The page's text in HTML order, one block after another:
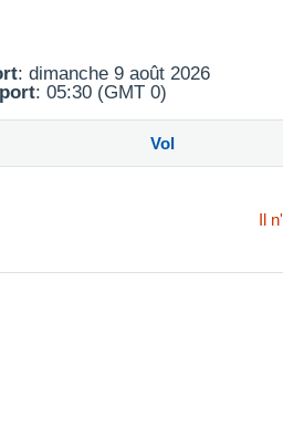
: dimanche 9 août 2026
: 05:30 (GMT 0)
Vol
Il